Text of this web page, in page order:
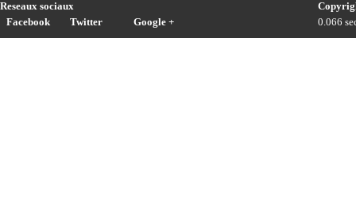
Reseaux sociaux
Facebook
Twitter Google +
0.066